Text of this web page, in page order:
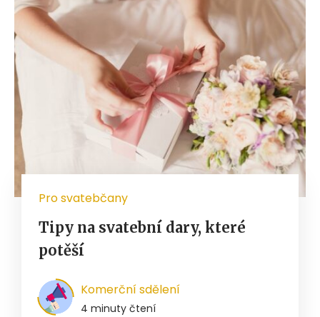
Pro svatebčany
Tipy na svatební dary, které
potěší
Komerční sdělení
4 minuty čtení